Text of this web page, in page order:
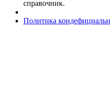
справочник.
Политика